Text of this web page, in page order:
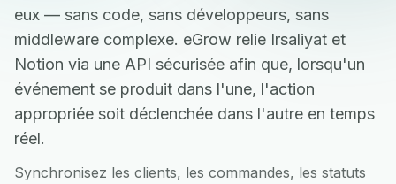
eux — sans code, sans développeurs, sans
middleware complexe. eGrow relie Irsaliyat et
Notion via une API sécurisée afin que, lorsqu'un
événement se produit dans l'une, l'action
appropriée soit déclenchée dans l'autre en temps
réel.
Synchronisez les clients, les commandes, les statuts